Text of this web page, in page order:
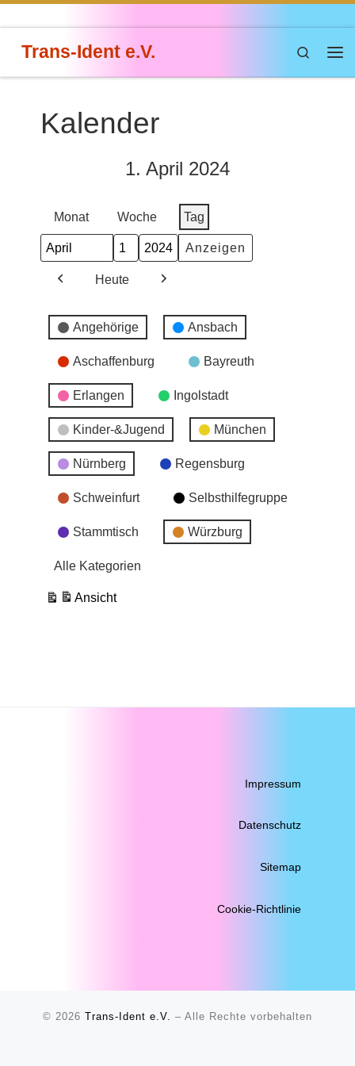
Trans-Ident e.V.
Search
Kalender
1. April 2024
Monat Woche Tag
Monat
Tag
Jahr
Heute
Veranstaltungskategorien
Angehörige Ansbach
Aschaffenburg Bayreuth
Erlangen Ingolstadt
Kinder-&Jugend München
Nürnberg Regensburg
Schweinfurt Selbsthilfegruppe
Stammtisch Würzburg
Alle Kategorien
Ansicht
ausdrucken
Impressum
Datenschutz
Sitemap
Cookie-Richtlinie
© 2026 Trans-Ident e.V. – Alle Rechte vorbehalten